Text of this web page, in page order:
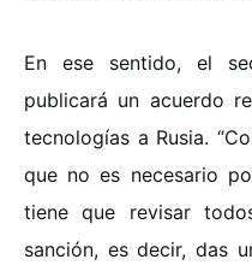
En ese sentido, el
publicará un acuerdo
tecnologías a Rusia.
que no es necesario
tiene que revisar
sanción, es decir, das